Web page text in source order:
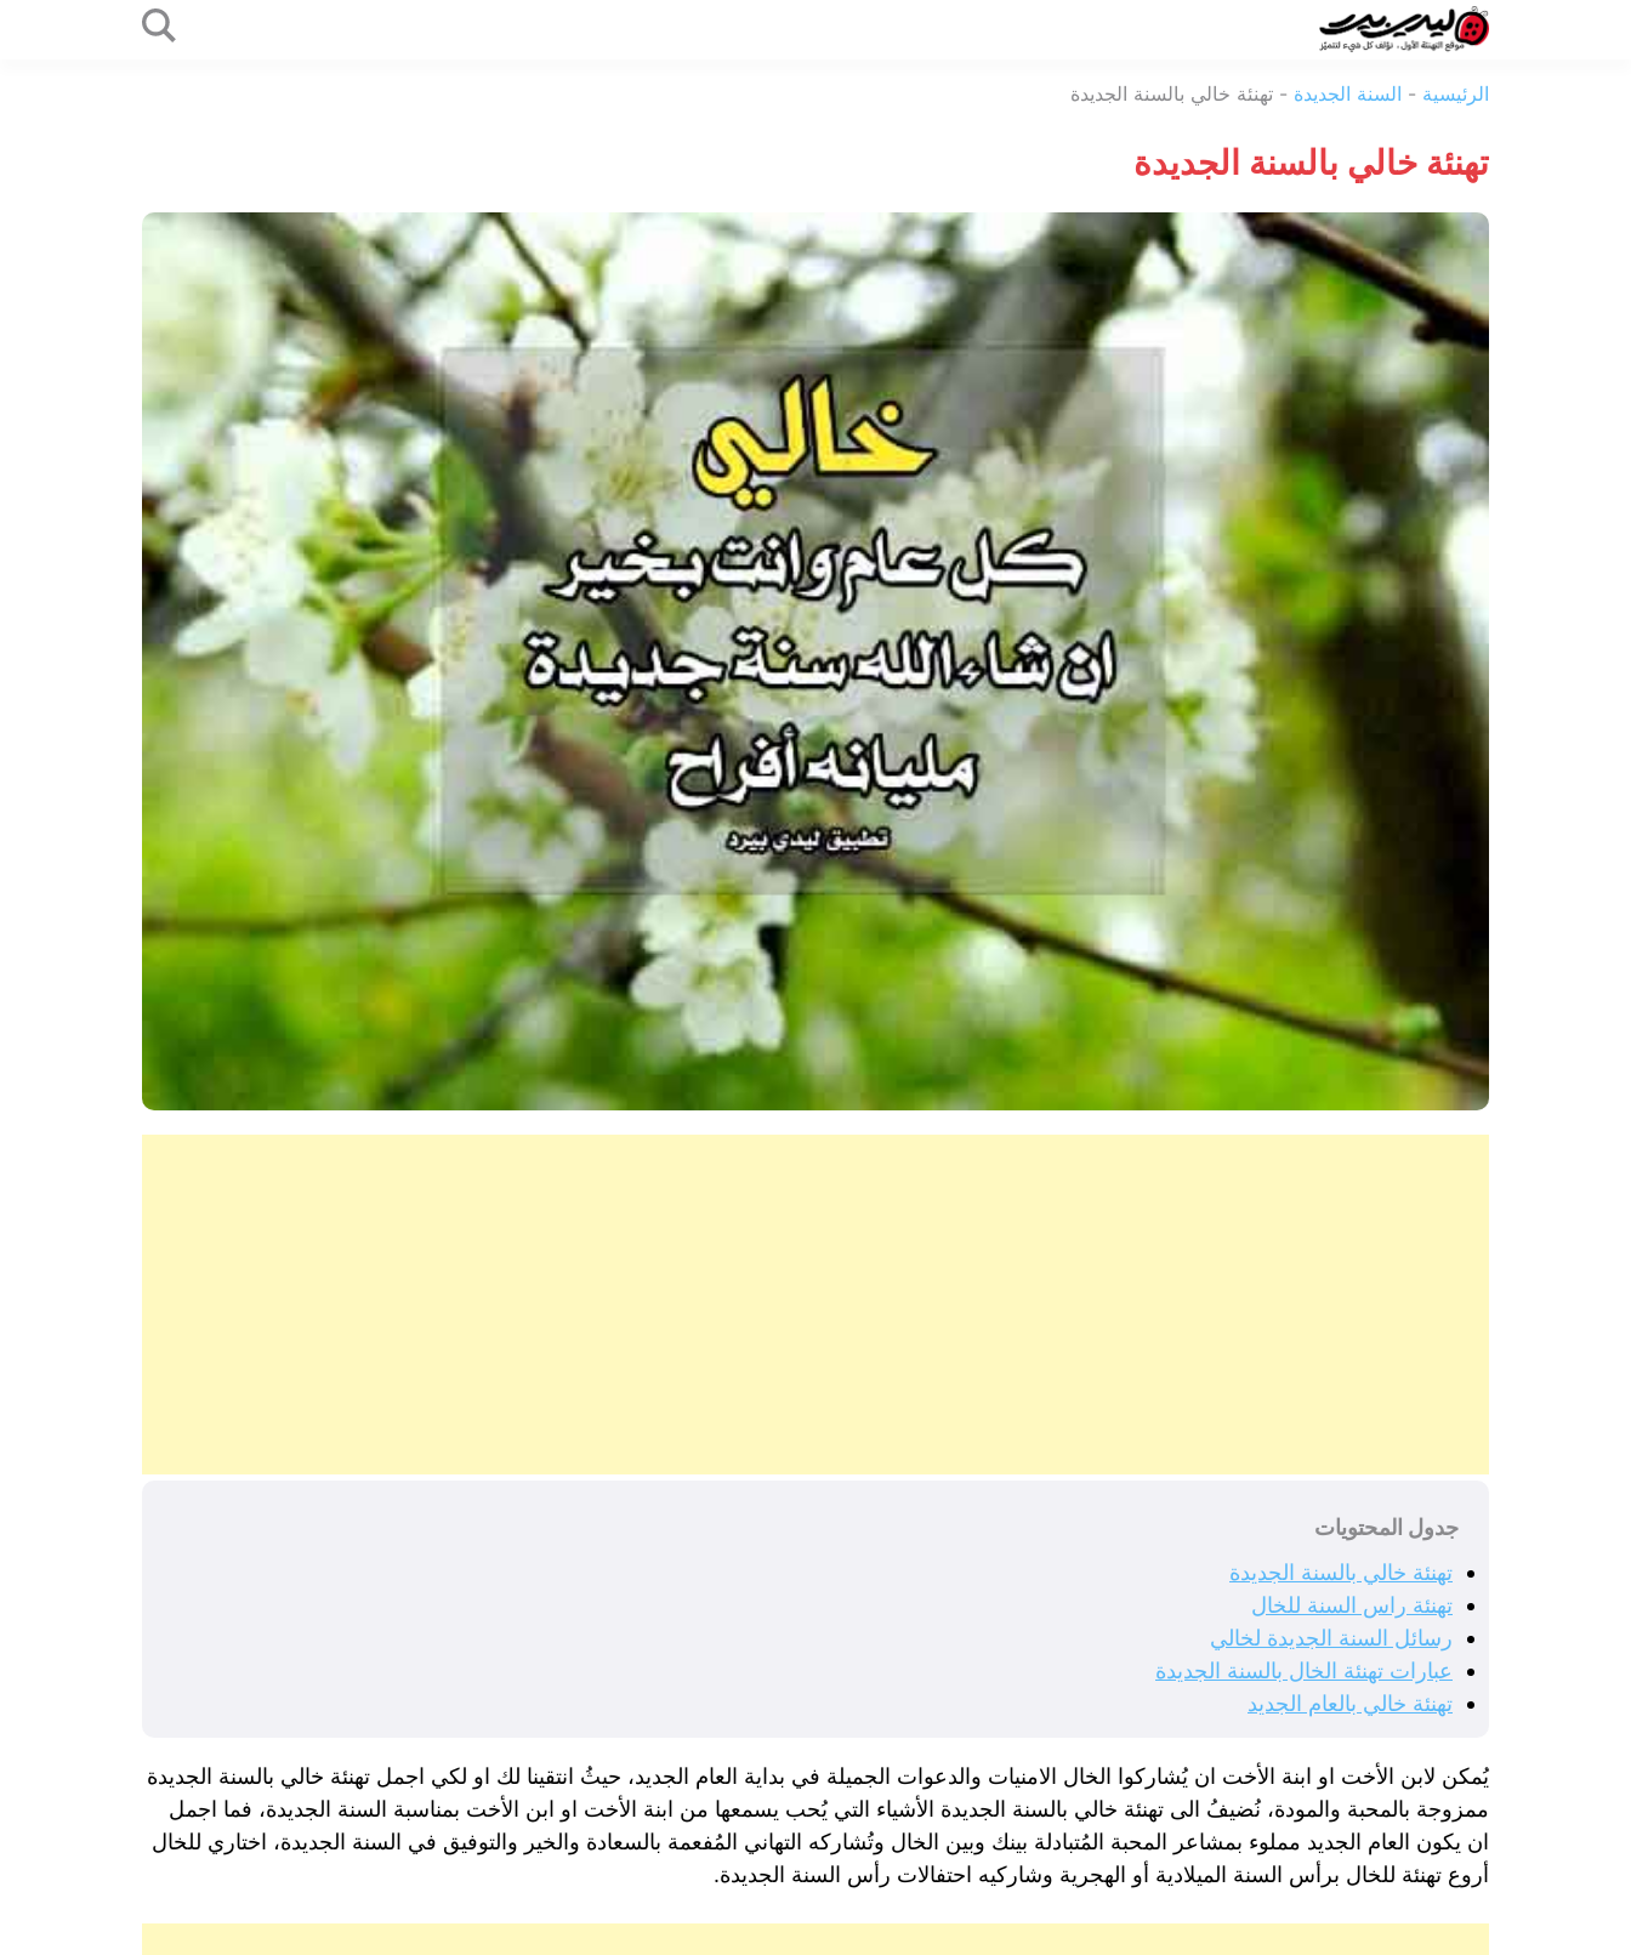
بيرد
الرئيسية - السنة الجديدة - تهنئة خالي بالسنة الجديدة
تهنئة خالي بالسنة الجديدة
جدول المحتويات
تهنئة خالي بالسنة الجديدة
تهنئة راس السنة للخال
رسائل السنة الجديدة لخالي
عبارات تهنئة الخال بالسنة الجديدة
تهنئة خالي بالعام الجديد
يُمكن لابن الأخت او ابنة الأخت ان يُشاركوا الخال الامنيات والدعوات الجميلة في بداية العام الجديد، حيثُ انتقينا لك او لكي اجمل تهنئة خالي بالسنة الجديدة
ممزوجة بالمحبة والمودة، نُضيفُ الى تهنئة خالي بالسنة الجديدة الأشياء التي يُحب يسمعها من ابنة الأخت او ابن الأخت بمناسبة السنة الجديدة، فما اجمل
ان يكون العام الجديد مملوء بمشاعر المحبة المُتبادلة بينك وبين الخال وتُشاركه التهاني المُفعمة بالسعادة والخير والتوفيق في السنة الجديدة، اختاري للخال
أروع تهنئة للخال برأس السنة الميلادية أو الهجرية وشاركيه احتفالات رأس السنة الجديدة.